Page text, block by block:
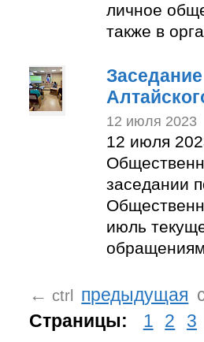
личное
также в
12 июля 2023
12 июля
заседании
июль
← ctrl предыдущая
Страницы:
1 2 3